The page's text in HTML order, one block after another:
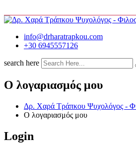
info@drharatrapkou.com
+30 6945557126
search here
Ο λογαριασμός μου
Δρ. Χαρά Τράπκου Ψυχολόγος -
Ο λογαριασμός μου
Login